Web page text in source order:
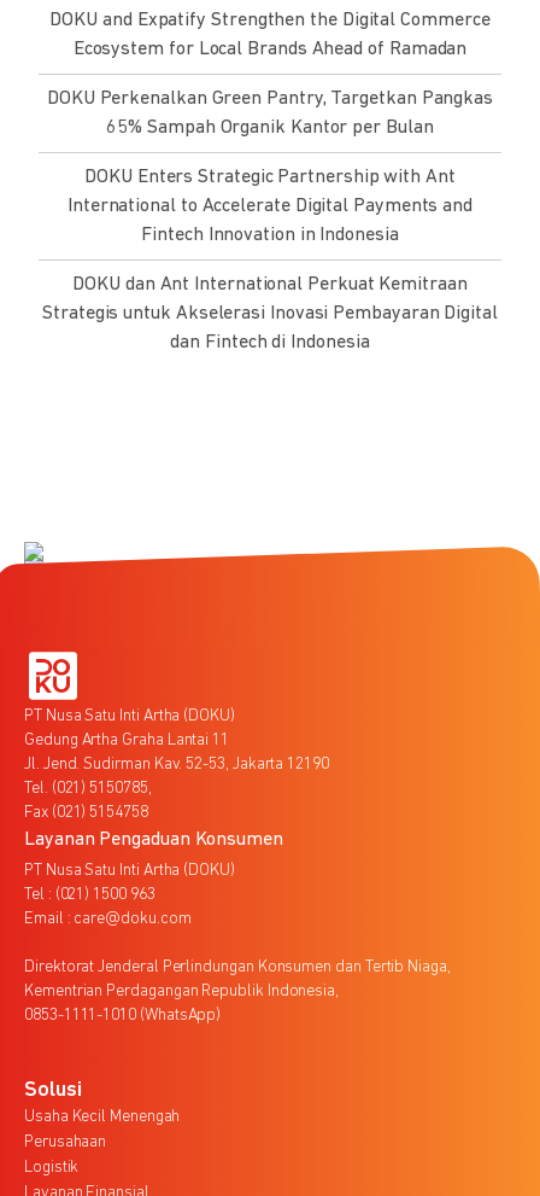
DOKU and Expatify Strengthen the Digital Commerce
Ecosystem for Local Brands Ahead of Ramadan
DOKU Perkenalkan Green Pantry, Targetkan Pangkas
65% Sampah Organik Kantor per Bulan
DOKU Enters Strategic Partnership with Ant
International to Accelerate Digital Payments and
Fintech Innovation in Indonesia
DOKU dan Ant International Perkuat Kemitraan
Strategis untuk Akselerasi Inovasi Pembayaran Digital
dan Fintech di Indonesia
PT Nusa Satu Inti Artha (DOKU)
Gedung Artha Graha Lantai 11
Jl. Jend. Sudirman Kav. 52-53, Jakarta 12190
Tel. (021) 5150785,
Fax (021) 5154758
Layanan Pengaduan Konsumen
PT Nusa Satu Inti Artha (DOKU)
Tel : (021) 1500 963
Email : care@doku.com
Direktorat Jenderal Perlindungan Konsumen dan Tertib Niaga,
Kementrian Perdagangan Republik Indonesia,
0853-1111-1010 (WhatsApp)
Solusi
Usaha Kecil Menengah
Perusahaan
Logistik